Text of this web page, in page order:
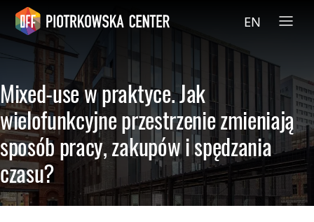
EN
Mixed-use w praktyce. Jak
wielofunkcyjne przestrzenie zmieniają
sposób pracy, zakupów i spędzania
czasu?